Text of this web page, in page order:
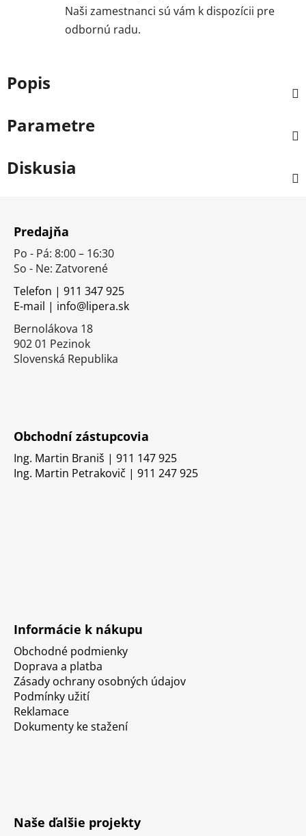
Naši zamestnanci sú vám k dispozícii pre
odbornú radu.
Popis
Parametre
Diskusia
Predajňa
Po - Pá: 8:00 – 16:30
So - Ne: Zatvorené
Telefon | 911 347 925
E-mail | info@lipera.sk
Bernolákova 18
902 01 Pezinok
Slovenská Republika
Obchodní zástupcovia
Ing. Martin Braniš | 911 147 925
Ing. Martin Petrakovič | 911 247 925
Informácie k nákupu
Obchodné podmienky
Doprava a platba
Zásady ochrany osobných údajov
Podmínky užití
Reklamace
Dokumenty ke stažení
Naše ďalšie projekty